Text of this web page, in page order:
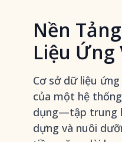
Nền
Liệu Ứng
Cơ sở dữ liệu
của một hệ
dụng—tập trung
dựng và nuôi